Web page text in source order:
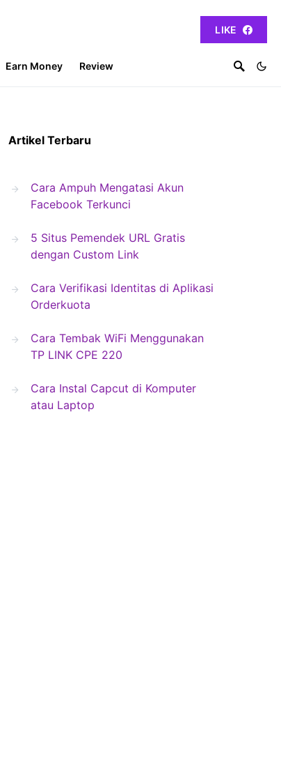
LIKE
Earn Money Review
Artikel Terbaru
Cara Ampuh Mengatasi Akun
Facebook Terkunci
5 Situs Pemendek URL Gratis
dengan Custom Link
Cara Verifikasi Identitas di Aplikasi
Orderkuota
Cara Tembak WiFi Menggunakan
TP LINK CPE 220
Cara Instal Capcut di Komputer
atau Laptop